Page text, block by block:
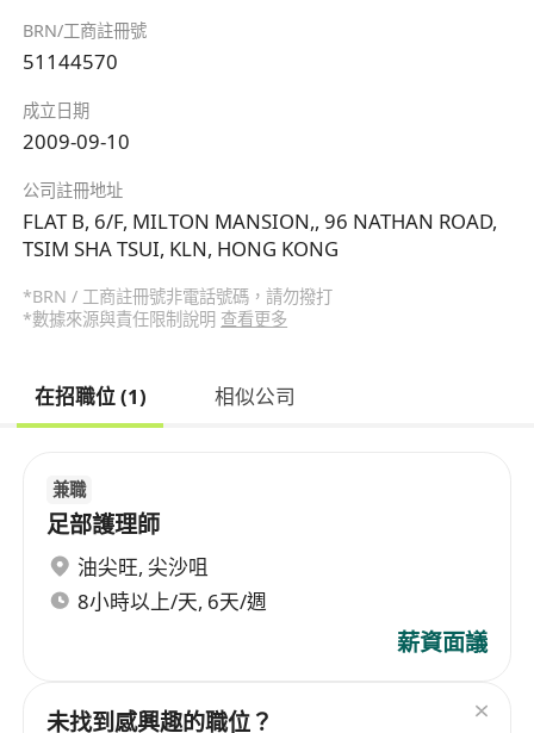
BRN/工商註冊號
51144570
成立日期
2009-09-10
公司註冊地址
FLAT B, 6/F, MILTON MANSION,, 96 NATHAN ROAD,
TSIM SHA TSUI, KLN, HONG KONG
*BRN / 工商註冊號非電話號碼，請勿撥打
*數據來源與責任限制說明 查看更多
在招職位 (1) 相似公司
兼職
足部護理師
油尖旺, 尖沙咀
8小時以上/天, 6天/週
薪資面議
未找到感興趣的職位？